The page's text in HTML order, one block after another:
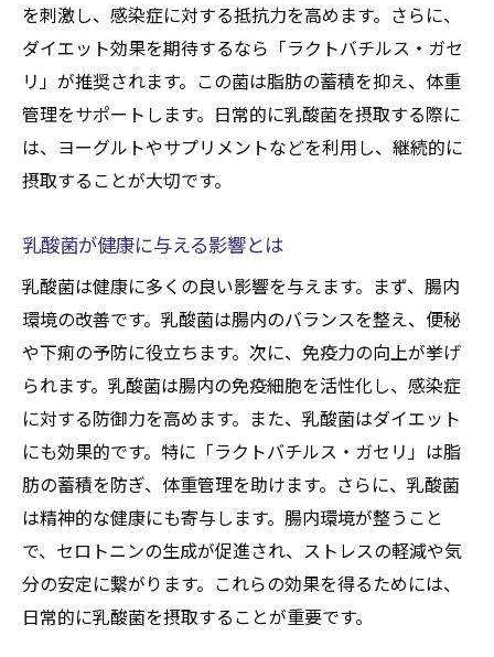
を刺激し、感染症に対する抵抗力を高めます。さらに、
ダイエット効果を期待するなら「ラクトバチルス・ガセ
リ」が推奨されます。この菌は脂肪の蓄積を抑え、体重
管理をサポートします。日常的に乳酸菌を摂取する際に
は、ヨーグルトやサプリメントなどを利用し、継続的に
摂取することが大切です。
乳酸菌が健康に与える影響とは
乳酸菌は健康に多くの良い影響を与えます。まず、腸内
環境の改善です。乳酸菌は腸内のバランスを整え、便秘
や下痢の予防に役立ちます。次に、免疫力の向上が挙げ
られます。乳酸菌は腸内の免疫細胞を活性化し、感染症
に対する防御力を高めます。また、乳酸菌はダイエット
にも効果的です。特に「ラクトバチルス・ガセリ」は脂
肪の蓄積を防ぎ、体重管理を助けます。さらに、乳酸菌
は精神的な健康にも寄与します。腸内環境が整うこと
で、セロトニンの生成が促進され、ストレスの軽減や気
分の安定に繋がります。これらの効果を得るためには、
日常的に乳酸菌を摂取することが重要です。